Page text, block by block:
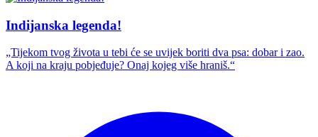
Indijanska legenda!
„Tijekom tvog života u tebi će se uvijek boriti dva psa: dobar i zao.
A koji na kraju pobjeđuje? Onaj kojeg više hraniš.“